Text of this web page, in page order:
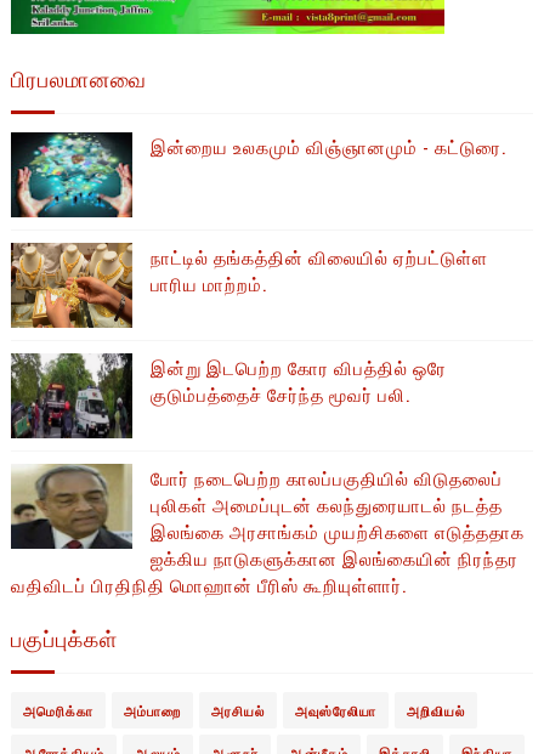
பிரபலமானவை
இன்றைய உலகமும் விஞ்ஞானமும் - கட்டுரை.
நாட்டில் தங்கத்தின் விலையில் ஏற்பட்டுள்ள
பாரிய மாற்றம்.
இன்று இடபெற்ற கோர விபத்தில் ஒரே
குடும்பத்தைச் சேர்ந்த மூவர் பலி.
போர் நடைபெற்ற காலப்பகுதியில் ​​விடுதலைப்
புலிகள் அமைப்புடன் கலந்துரையாடல் நடத்த
இலங்கை அரசாங்கம் முயற்சிகளை எடுத்ததாக
ஐக்கிய நாடுகளுக்கான இலங்கையின் நிரந்தர
வதிவிடப் பிரதிநிதி மொஹான் பீரிஸ் கூறியுள்ளார்.
பகுப்புக்கள்
அமெரிக்கா அம்பாறை அரசியல் அவுஸ்ரேலியா அறிவியல்